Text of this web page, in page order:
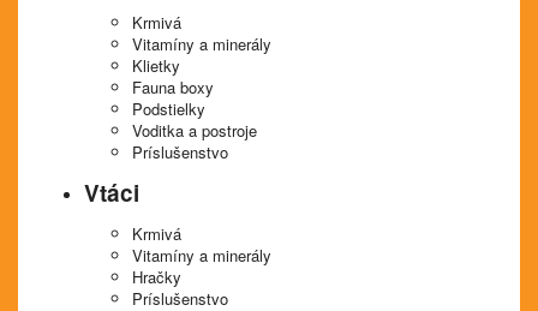
Krmivá
Vitamíny a minerály
Klietky
Fauna boxy
Podstielky
Voditka a postroje
Príslušenstvo
Vtáci
Krmivá
Vitamíny a minerály
Hračky
Príslušenstvo